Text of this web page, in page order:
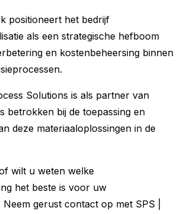
positioneert het bedrijf
als een strategische hefboom
en kostenbeheersing binnen
Solutions is als partner van
betrokken bij de toepassing en
deze materiaaloplossingen in de
wilt u weten welke
het beste is voor uw
gerust contact op met SPS |